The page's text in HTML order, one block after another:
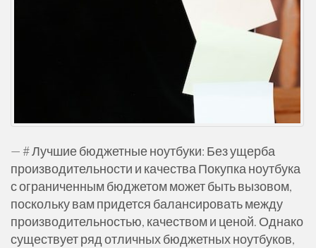
— # Лучшие бюджетные ноутбуки: Без ущерба
производительности и качества Покупка ноутбука
с ограниченным бюджетом может быть вызовом,
поскольку вам придется балансировать между
производительностью, качеством и ценой. Однако
существует ряд отличных бюджетных ноутбуков,